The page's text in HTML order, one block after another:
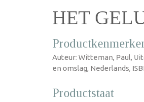
HET
Auteur: Witteman, Paul,
en omslag, Nederlands,
Productstaat